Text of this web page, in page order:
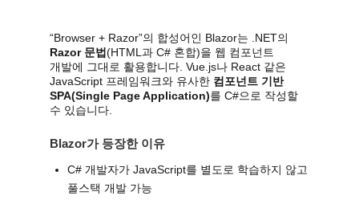
“Browser + Razor”의 합성어인 Blazor는 .NET의
Razor 문법(HTML과 C# 혼합)을 웹 컴포넌트
개발에 그대로 활용합니다. Vue.js나 React 같은
JavaScript 프레임워크와 유사한 컴포넌트 기반
SPA(Single Page Application)를 C#으로 작성할
수 있습니다.
Blazor가 등장한 이유
C# 개발자가 JavaScript를 별도로 학습하지 않고
풀스택 개발 가능